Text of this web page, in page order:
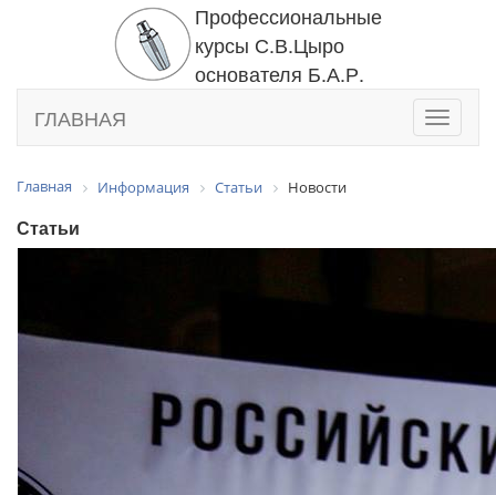
Профессиональные
курсы С.В.Цыро
основателя Б.А.Р.
Toggle
ГЛАВНАЯ
Главная Информация Статьи Новости
Статьи